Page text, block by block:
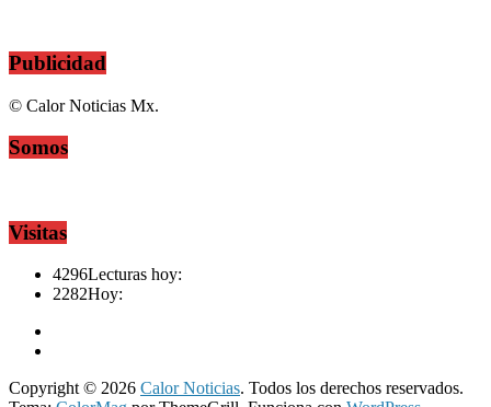
Publicidad
© Calor Noticias Mx.
Somos
Visitas
4296Lecturas hoy:
2282Hoy:
Copyright © 2026 Calor Noticias. Todos los derechos reservados.